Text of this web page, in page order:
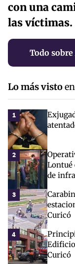
con una
las víctimas.
Todo
Lo más vistoen
1
2
Lontué
de
3
Curicó
4
Curicó